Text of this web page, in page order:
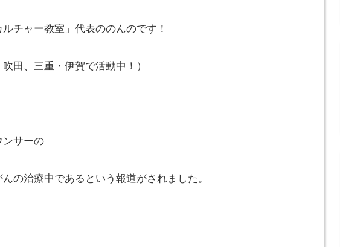
ルチャー教室」代表ののんのです！
吹田、三重・伊賀で活動中！）
ンサーの
の治療中であるという報道がされました。